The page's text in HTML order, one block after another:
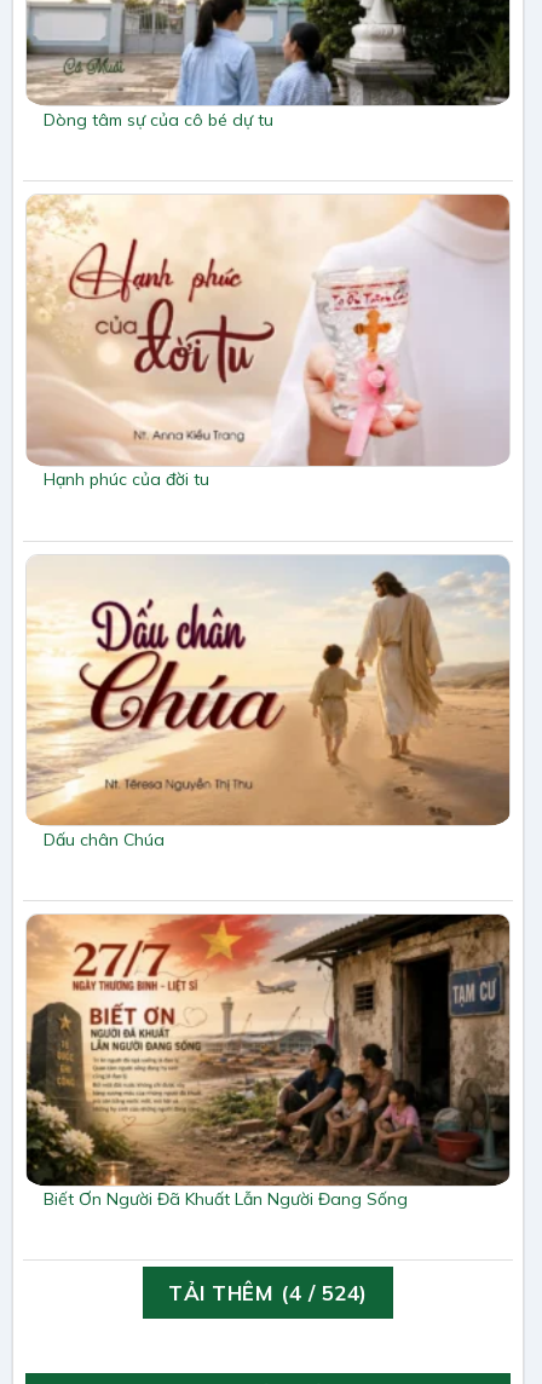
Dòng tâm sự của cô bé dự tu
Hạnh phúc của đời tu
Dấu chân Chúa
Biết Ơn Người Đã Khuất Lẫn Người Đang Sống
TẢI THÊM (4 / 524)